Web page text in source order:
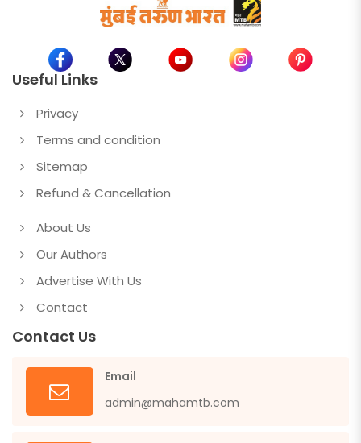
Useful Links
Privacy
Terms and condition
Sitemap
Refund & Cancellation
About Us
Our Authors
Advertise With Us
Contact
Contact Us
Email
admin@mahamtb.com